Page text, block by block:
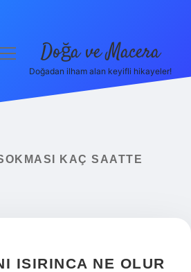
menüyü Doğa ve Macera
Doğadan ilham alan keyifli hikayeler!
KAÇ SAATTE
ISIRINCA NE OLUR